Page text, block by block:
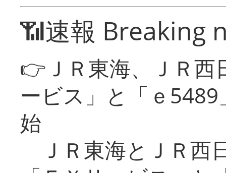
📶速報 Breaking
👉ＪＲ東海、ＪＲ
ービス」と「ｅ
始
ＪＲ東海とＪＲ西